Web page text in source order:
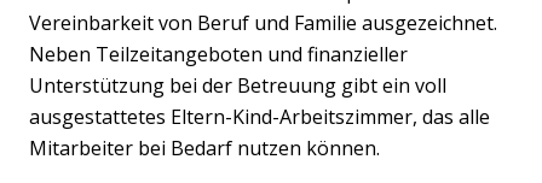
Vereinbarkeit von Beruf und Familie ausgezeichnet.
Neben Teilzeitangeboten und finanzieller
Unterstützung bei der Betreuung gibt ein voll
ausgestattetes Eltern-Kind-Arbeitszimmer, das alle
Mitarbeiter bei Bedarf nutzen können.